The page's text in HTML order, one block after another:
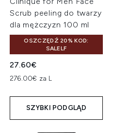
Scrub peeling do twarzy
dla mężczyzn 100 ml
OSZCZĘDŹ 20% KOD:
SALELF
27.60€
276.00€ za L
SZYBKI PODGLĄD